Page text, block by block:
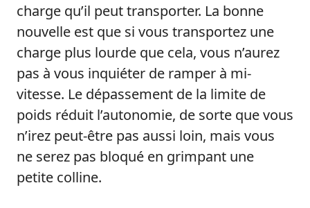
charge qu’il peut transporter. La bonne
nouvelle est que si vous transportez une
charge plus lourde que cela, vous n’aurez
pas à vous inquiéter de ramper à mi-
vitesse. Le dépassement de la limite de
poids réduit l’autonomie, de sorte que vous
n’irez peut-être pas aussi loin, mais vous
ne serez pas bloqué en grimpant une
petite colline.